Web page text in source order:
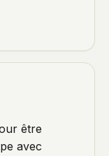
être
avec